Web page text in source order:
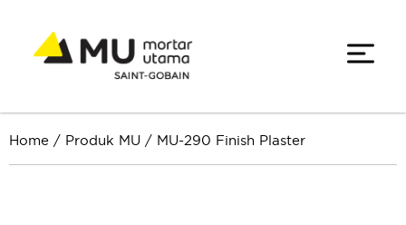
Home / Produk MU / MU-290 Finish Plaster